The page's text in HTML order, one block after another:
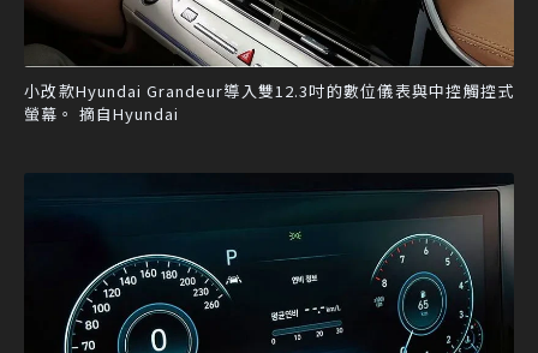
小改款Hyundai Grandeur導入雙12.3吋的數位儀表與中控觸控式
螢幕。 摘自Hyundai